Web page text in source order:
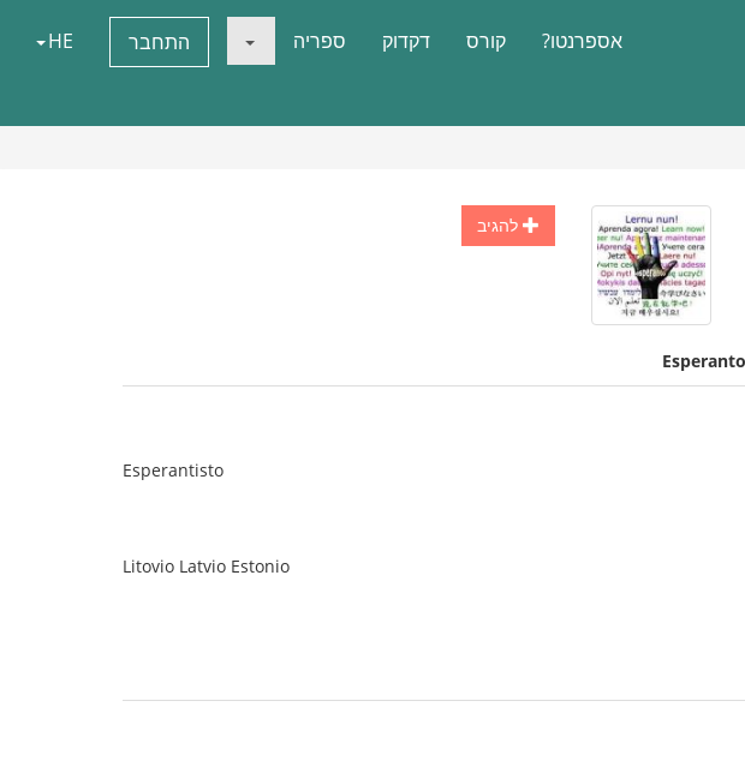
אספרנטו? קורס דקדוק ספריה התחבר HE
להגיב
Esperanto
Esperantisto
Litovio Latvio Estonio